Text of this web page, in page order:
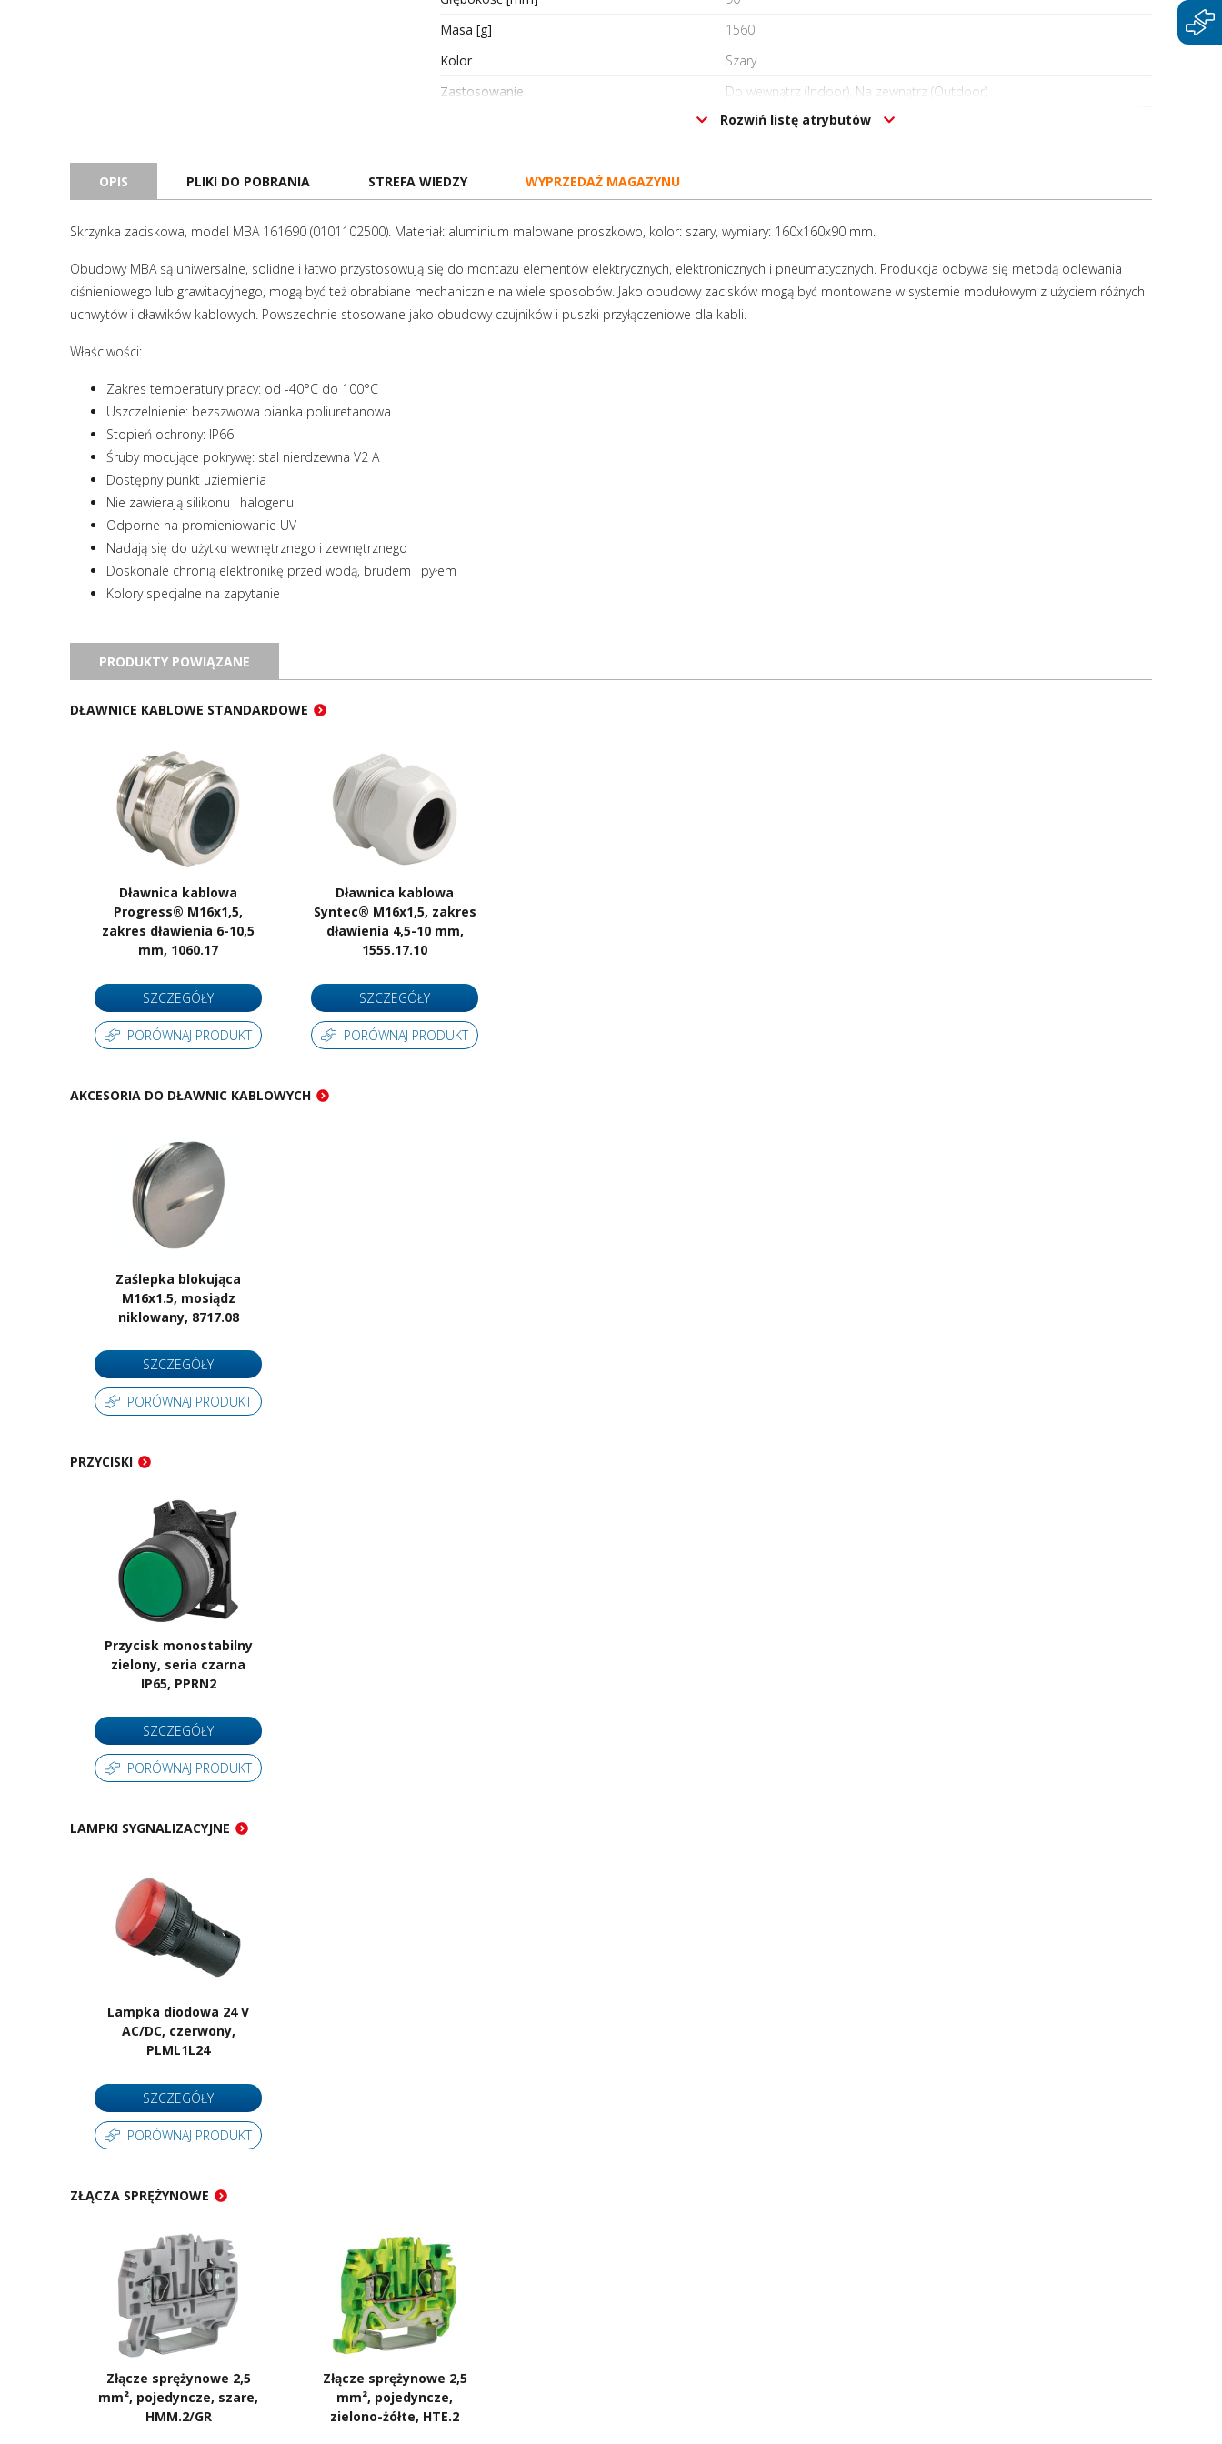
Masa [g]
1560
Kolor
Szary
Zastosowanie
Do wewnątrz (Indoor), Na zewnątrz (Outdoor)
Nie
Pod przyciski
Zakres temperatury pracy [°C]
-40..100
Stopień ochrony (IP)
IP66
Rozwiń listę atrybutów
OPIS PLIKI DO POBRANIA STREFA WIEDZY WYPRZEDAŻ MAGAZYNU
Skrzynka zaciskowa, model MBA 161690 (0101102500). Materiał: aluminium malowane proszkowo, kolor: szary, wymiary: 160x160x90 mm.
Obudowy MBA są uniwersalne, solidne i łatwo przystosowują się do montażu elementów elektrycznych, elektronicznych i pneumatycznych. Produkcja odbywa się metodą odlewania
ciśnieniowego lub grawitacyjnego, mogą być też obrabiane mechanicznie na wiele sposobów. Jako obudowy zacisków mogą być montowane w systemie modułowym z użyciem różnych
uchwytów i dławików kablowych. Powszechnie stosowane jako obudowy czujników i puszki przyłączeniowe dla kabli.
Właściwości:
Zakres temperatury pracy: od -40°C do 100°C
Uszczelnienie: bezszwowa pianka poliuretanowa
Stopień ochrony: IP66
Śruby mocujące pokrywę: stal nierdzewna V2 A
Dostępny punkt uziemienia
Nie zawierają silikonu i halogenu
Odporne na promieniowanie UV
Nadają się do użytku wewnętrznego i zewnętrznego
Doskonale chronią elektronikę przed wodą, brudem i pyłem
Kolory specjalne na zapytanie
PRODUKTY POWIĄZANE
DŁAWNICE KABLOWE STANDARDOWE
Dławnica kablowa
Progress® M16x1,5,
zakres dławienia 6-10,5
mm, 1060.17
SZCZEGÓŁY
PORÓWNAJ PRODUKT
Dławnica kablowa
Syntec® M16x1,5, zakres
dławienia 4,5-10 mm,
1555.17.10
SZCZEGÓŁY
PORÓWNAJ PRODUKT
AKCESORIA DO DŁAWNIC KABLOWYCH
Zaślepka blokująca
M16x1.5, mosiądz
niklowany, 8717.08
SZCZEGÓŁY
PORÓWNAJ PRODUKT
PRZYCISKI
Przycisk monostabilny
zielony, seria czarna
IP65, PPRN2
SZCZEGÓŁY
PORÓWNAJ PRODUKT
LAMPKI SYGNALIZACYJNE
Lampka diodowa 24 V
AC/DC, czerwony,
PLML1L24
SZCZEGÓŁY
PORÓWNAJ PRODUKT
ZŁĄCZA SPRĘŻYNOWE
Złącze sprężynowe 2,5
mm², pojedyncze, szare,
HMM.2/GR
Złącze sprężynowe 2,5
mm², pojedyncze,
zielono-żółte, HTE.2